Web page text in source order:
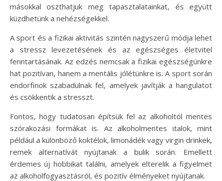
másokkal oszthatjuk meg tapasztalatainkat, és együtt
küzdhetünk a nehézségekkel.
A sport és a fizikai aktivitás szintén nagyszerű módja lehet
a stressz levezetésének és az egészséges életvitel
fenntartásának. Az edzés nemcsak a fizikai egészségünkre
hat pozitívan, hanem a mentális jólétünkre is. A sport során
endorfinok szabadulnak fel, amelyek javítják a hangulatot
és csökkentik a stresszt.
Fontos, hogy tudatosan építsük fel az alkoholtól mentes
szórakozási formákat is. Az alkoholmentes italok, mint
például a különböző koktélok, limonádék vagy virgin drinkek,
remek alternatívát nyújtanak a bulik során. Emellett
érdemes új hobbikat találni, amelyek elterelik a figyelmet
az alkoholfogyasztásról, és pozitív élményeket nyújtanak.